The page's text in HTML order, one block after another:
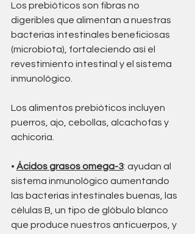
Los prebióticos son fibras no
digeribles que alimentan a nuestras
bacterias intestinales beneficiosas
(microbiota), fortaleciendo así el
revestimiento intestinal y el sistema
inmunológico.
Los alimentos prebióticos incluyen
puerros, ajo, cebollas, alcachofas y
achicoria.
• Ácidos grasos omega-3: ayudan al
sistema inmunológico aumentando
las bacterias intestinales buenas, las
células B, un tipo de glóbulo blanco
que produce nuestros anticuerpos, y